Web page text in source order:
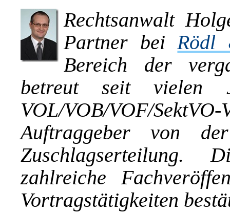
Rechtsanwalt
Partner beiRödl
Bereich der
betreut seit vielen
VOL/VOB/VOF/
Auftraggeber von
zahlreiche
Vortragstätigkeiten